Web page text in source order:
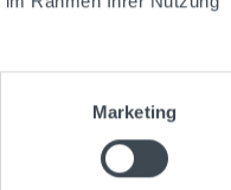
Marketing
(0.36L). Delivery, of